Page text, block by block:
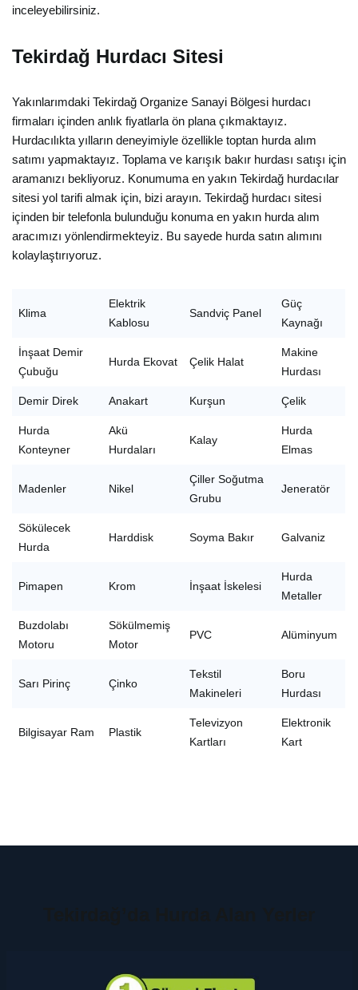
inceleyebilirsiniz.
Tekirdağ Hurdacı Sitesi
Yakınlarımdaki Tekirdağ Organize Sanayi Bölgesi hurdacı
firmaları içinden anlık fiyatlarla ön plana çıkmaktayız.
Hurdacılıkta yılların deneyimiyle özellikle toptan hurda alım
satımı yapmaktayız. Toplama ve karışık bakır hurdası satışı için
aramanızı bekliyoruz. Konumuma en yakın Tekirdağ hurdacılar
sitesi yol tarifi almak için, bizi arayın. Tekirdağ hurdacı sitesi
içinden bir telefonla bulunduğu konuma en yakın hurda alım
aracımızı yönlendirmekteyiz. Bu sayede hurda satın alımını
kolaylaştırıyoruz.
Klima
Elektrik
Kablosu
Sandviç Panel
Güç
Kaynağı
İnşaat Demir
Çubuğu
Hurda Ekovat Çelik Halat
Makine
Hurdası
Demir Direk Anakart Kurşun Çelik
Hurda
Konteyner
Akü
Hurdaları
Kalay
Hurda
Elmas
Madenler Nikel
Çiller Soğutma
Grubu
Jeneratör
Sökülecek
Hurda
Harddisk Soyma Bakır Galvaniz
Pimapen Krom İnşaat İskelesi
Hurda
Metaller
Buzdolabı
Motoru
Sökülmemiş
Motor
PVC Alüminyum
Sarı Pirinç Çinko
Tekstil
Makineleri
Boru
Hurdası
Bilgisayar Ram Plastik
Televizyon
Kartları
Elektronik
Kart